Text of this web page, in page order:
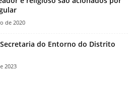
de 2020
do Entorno do Distrito
2023